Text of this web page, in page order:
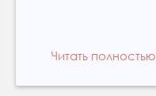
Читать полностью